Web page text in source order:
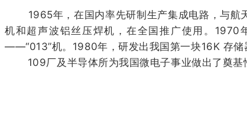
1965年，在国内率先研制生产集成电路，与航天
机和超声波铝丝压焊机，在全国推广使用。1970
——“013”机。1980年，研发出我国第一块16K 存
109厂及半导体所为我国微电子事业做出了奠基